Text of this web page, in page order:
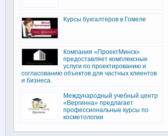
Курсы бухгалтеров в Гомеле
Компания «ПроектМинск»
предоставляет комплексные
услуги по проектированию и
согласованию объектов для частных клиентов
и бизнеса.
Международный учебный центр
«Вергинна» предлагает
профессиональные курсы по
косметологии